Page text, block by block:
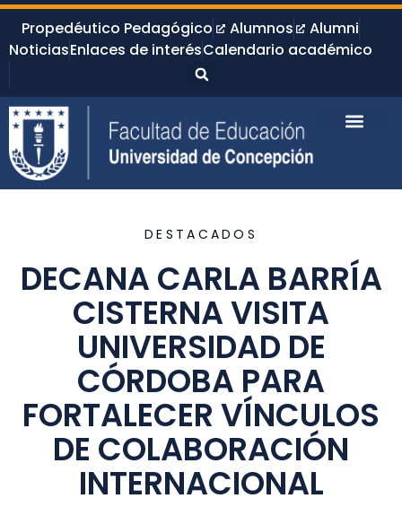
Propedéutico Pedagógico Alumnos
Alumni
NoticiasEnlaces de interésCalendario académico
DESTACADOS
DECANA CARLA BARRÍA
CISTERNA VISITA
UNIVERSIDAD DE
CÓRDOBA PARA
FORTALECER VÍNCULOS
DE COLABORACIÓN
INTERNACIONAL